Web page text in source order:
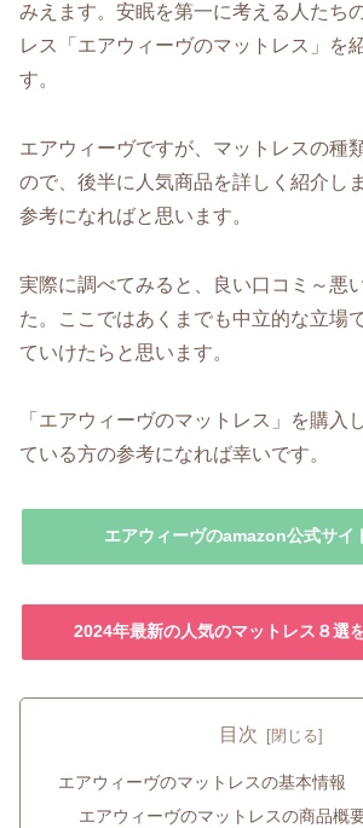
みえます。安眠を第一に考える人たち
レス「エアウィーヴのマットレス」を
す。
エアウィーヴですが、マットレスの種
ので、後半に人気商品を詳しく紹介し
参考になればと思います。
実際に調べてみると、良い口コミ～悪
た。ここではあくまでも中立的な立場
ていけたらと思います。
「エアウィーヴのマットレス」を購入
ている方の参考になれば幸いです。
エアウィーヴのamazon公式サイ
2024年最新の人気のマットレス８選
目次
エアウィーヴのマットレスの基本情報
エアウィーヴのマットレスの商品概